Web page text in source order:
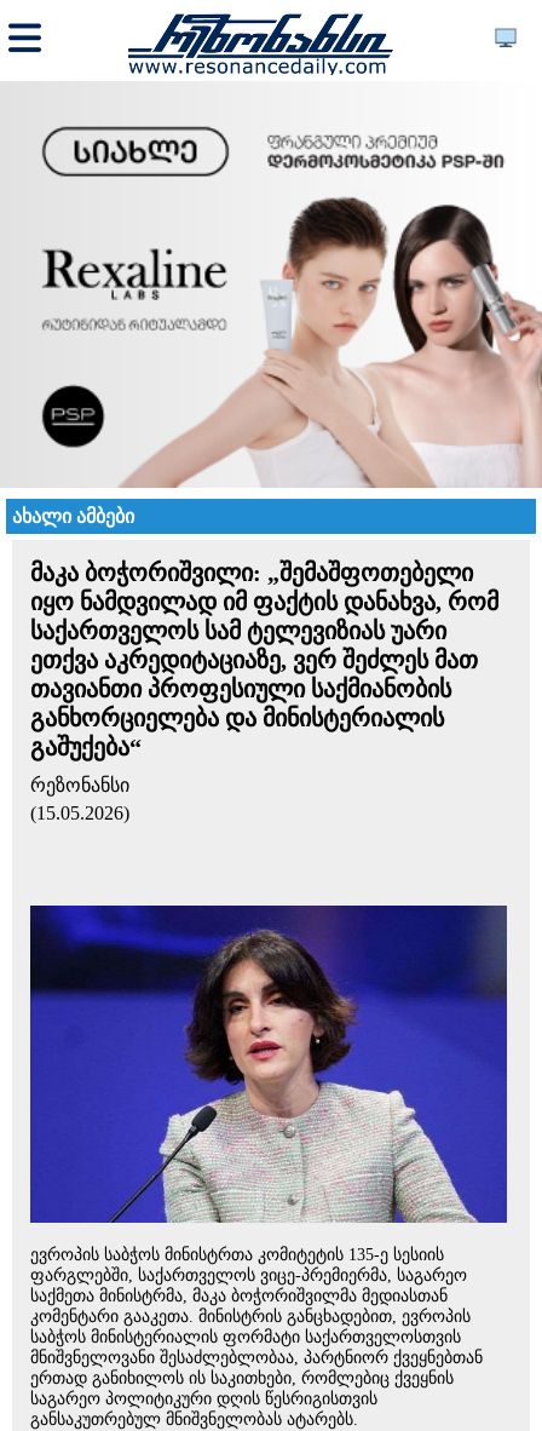
ახალი ამბები
მაკა ბოჭორიშვილი: „შემაშფოთებელი
იყო ნამდვილად იმ ფაქტის დანახვა, რომ
საქართველოს სამ ტელევიზიას უარი
ეთქვა აკრედიტაციაზე, ვერ შეძლეს მათ
თავიანთი პროფესიული საქმიანობის
განხორციელება და მინისტერიალის
გაშუქება“
რეზონანსი
(15.05.2026)
ევროპის საბჭოს მინისტრთა კომიტეტის 135-ე სესიის
ფარგლებში, საქართველოს ვიცე-პრემიერმა, საგარეო
საქმეთა მინისტრმა, მაკა ბოჭორიშვილმა მედიასთან
კომენტარი გააკეთა. მინისტრის განცხადებით, ევროპის
საბჭოს მინისტერიალის ფორმატი საქართველოსთვის
მნიშვნელოვანი შესაძლებლობაა, პარტნიორ ქვეყნებთან
ერთად განიხილოს ის საკითხები, რომლებიც ქვეყნის
საგარეო პოლიტიკური დღის წესრიგისთვის
განსაკუთრებულ მნიშვნელობას ატარებს.